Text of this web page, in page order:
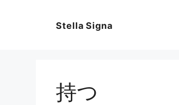
Stella Signa
持つ